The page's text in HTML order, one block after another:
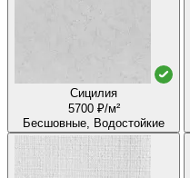
Сицилия
5700 ₽/м²
Бесшовные, Водостойкие